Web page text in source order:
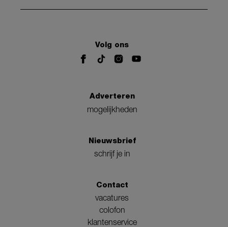
Volg ons
Adverteren
mogelijkheden
Nieuwsbrief
schrijf je in
Contact
vacatures
colofon
klantenservice